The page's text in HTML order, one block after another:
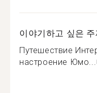
이야기하고 싶은 주
Путешествие
настроение Юмо...